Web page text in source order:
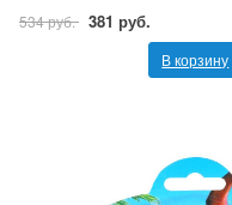
534 руб. 381 руб.
В корзину